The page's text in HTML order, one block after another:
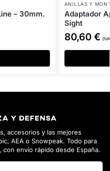
– 30mm.
ANILLAS Y
Adaptador
Sight
80,60 €
accesorios y las mejores
AEA o Snowpeak. Todo para
envío rápido desde España.